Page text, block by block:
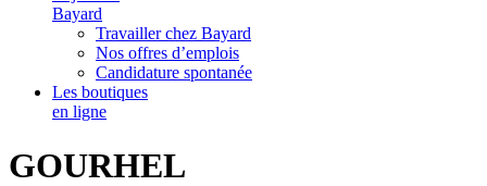
Bayard
Travailler chez Bayard
Nos offres d’emplois
Candidature spontanée
Les boutiques
en ligne
GOURHEL